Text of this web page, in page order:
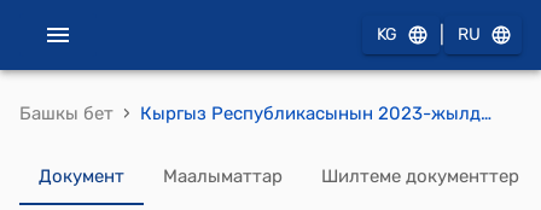
KG RU
Башкы бет › Кыргыз Республикасынын 2023-жылдын 25-июлундагы № 147 "Мамлекеттик сатып алуулар чөйрөсүндөгү Кыргыз Республикасынын айрым мыйзам актыларына өзгөртүүлөрдү киргизүү жөнүндө" Мыйзамы
Документ Маалыматтар Шилтеме документтер